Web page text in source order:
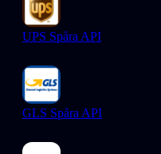
UPS Spåra API
GLS Spåra API